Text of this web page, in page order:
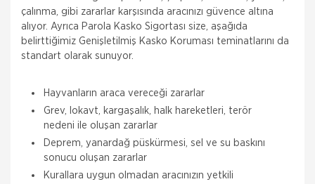
çalınma, gibi zararlar karşısında aracınızı güvence altına
alıyor. Ayrıca Parola Kasko Sigortası size, aşağıda
belirttiğimiz Genişletilmiş Kasko Koruması teminatlarını da
standart olarak sunuyor.
Hayvanların araca vereceği zararlar
Grev, lokavt, kargaşalık, halk hareketleri, terör
nedeni ile oluşan zararlar
Deprem, yanardağ püskürmesi, sel ve su baskını
sonucu oluşan zararlar
Kurallara uygun olmadan aracınızın yetkili